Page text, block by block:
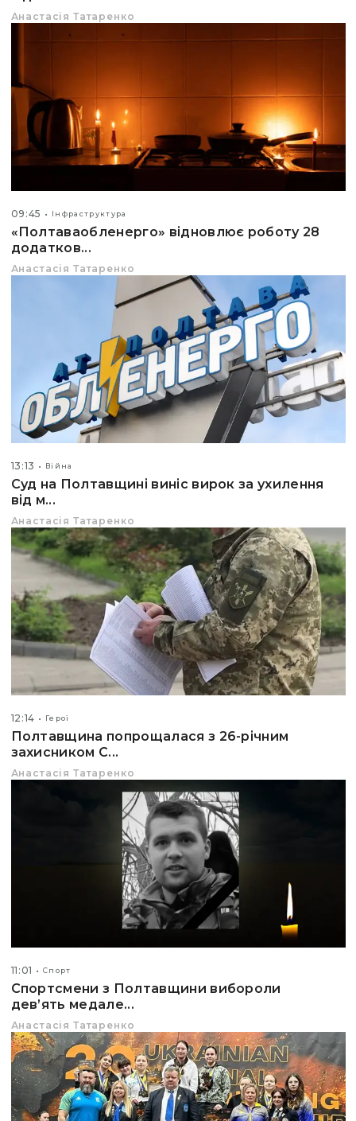
Анастасія Татаренко
09:45 Інфраструктура
«Полтаваобленерго» відновлює роботу 28
додатков...
Анастасія Татаренко
13:13 Війна
Суд на Полтавщині виніс вирок за ухилення
від м...
Анастасія Татаренко
12:14 Герої
Полтавщина попрощалася з 26-річним
захисником С...
Анастасія Татаренко
11:01 Спорт
Спортсмени з Полтавщини вибороли
дев’ять медале...
Анастасія Татаренко